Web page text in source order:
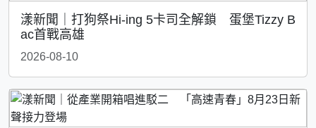
漾新聞｜打狗祭Hi-ing 5卡司全解鎖 蛋堡Tizzy B
ac首戰高雄
2026-08-10